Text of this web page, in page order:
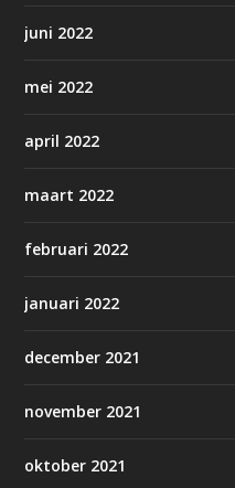
juni 2022
mei 2022
april 2022
maart 2022
februari 2022
januari 2022
december 2021
november 2021
oktober 2021